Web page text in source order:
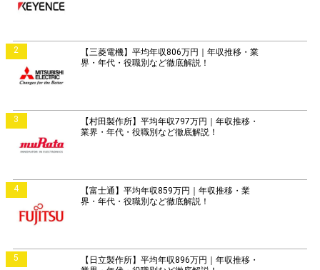
2
【三菱電機】平均年収806万円｜年収推移・業
界・年代・役職別など徹底解説！
3
【村田製作所】平均年収797万円｜年収推移・
業界・年代・役職別など徹底解説！
4
【富士通】平均年収859万円｜年収推移・業
界・年代・役職別など徹底解説！
5
【日立製作所】平均年収896万円｜年収推移・